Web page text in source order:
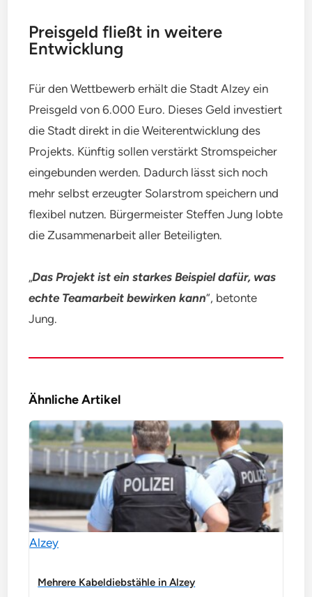
Preisgeld fließt in weitere
Entwicklung
Für den Wettbewerb erhält die Stadt Alzey ein
Preisgeld von 6.000 Euro. Dieses Geld investiert
die Stadt direkt in die Weiterentwicklung des
Projekts. Künftig sollen verstärkt Stromspeicher
eingebunden werden. Dadurch lässt sich noch
mehr selbst erzeugter Solarstrom speichern und
flexibel nutzen. Bürgermeister Steffen Jung lobte
die Zusammenarbeit aller Beteiligten.
„Das Projekt ist ein starkes Beispiel dafür, was
echte Teamarbeit bewirken kann“, betonte
Jung.
Ähnliche Artikel
Alzey
Mehrere Kabeldiebstähle in Alzey